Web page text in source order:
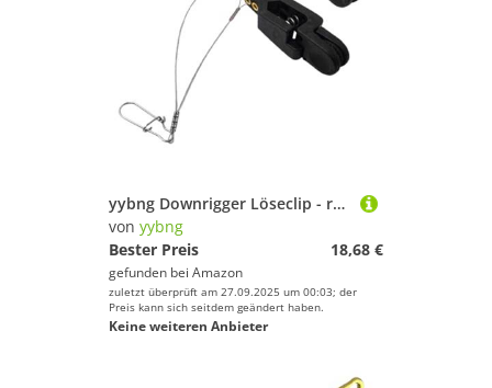
yybng Downrigger Löseclip - rutschfeste Ausrüstung Bei Starker Zugbelastung | Downrigger Release Zum Angeln,Für Offshore Dünge Frischwasser Salzwasser Angeln
von yybng
Bester Preis
18,68 €
gefunden bei Amazon
zuletzt überprüft am 27.09.2025 um 00:03; der
Preis kann sich seitdem geändert haben.
Keine weiteren Anbieter